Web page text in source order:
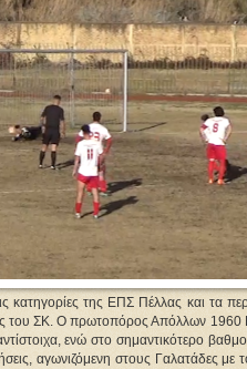
κατηγορίες της ΕΠΣ Πέλλας και τα
του ΣΚ. Ο πρωτοπόρος Απόλλων 1960
ενώ στο σημαντικότερο
αγωνιζόμενη στους Γαλατάδες